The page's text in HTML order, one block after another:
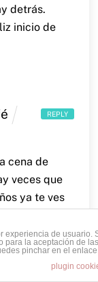
detrás.
inicio de
cena de
veces que
ya te ves
quiero ni
REPLY
experiencia de usuario.
para la aceptación de las
pinchar en el enlace
plugin